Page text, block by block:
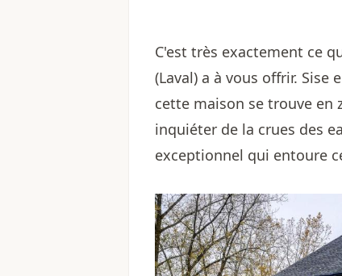
C'est très exactement ce
(Laval) a à vous offrir.
cette maison se trouve en
inquiéter de la crues des
exceptionnel qui entoure